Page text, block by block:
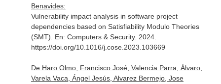
Benavides:
Vulnerability impact analysis in software project
dependencies based on Satisfiability Modulo Theories
(SMT). En: Computers & Security. 2024.
https://doi.org/10.1016/j.cose.2023.103669
De Haro Olmo, Francisco José, Valencia Parra, Álvaro,
Varela Vaca, Ángel Jesús, Alvarez Bermejo, Jose